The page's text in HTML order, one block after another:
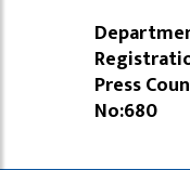
Press
No:680